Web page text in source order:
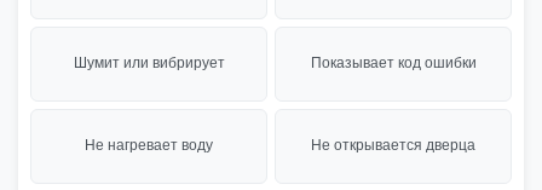
Шумит или вибрирует Показывает код ошибки
Не нагревает воду Не открывается дверца